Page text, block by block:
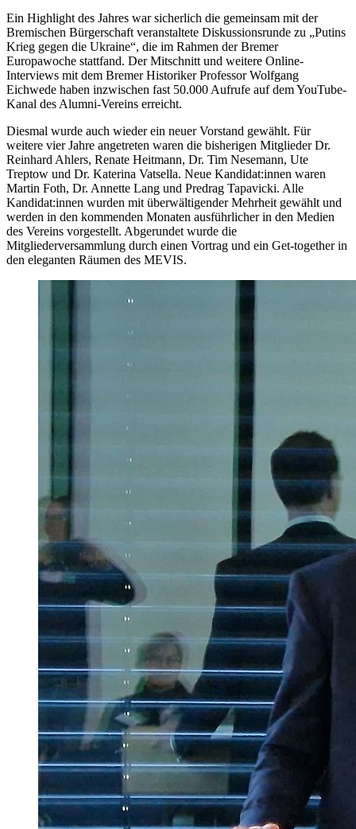
Ein Highlight des Jahres war sicherlich die gemeinsam mit der
Bremischen Bürgerschaft veranstaltete Diskussionsrunde zu „Putins
Krieg gegen die Ukraine“, die im Rahmen der Bremer
Europawoche stattfand. Der Mitschnitt und weitere Online-
Interviews mit dem Bremer Historiker Professor Wolfgang
Eichwede haben inzwischen fast 50.000 Aufrufe auf dem YouTube-
Kanal des Alumni-Vereins erreicht.
Diesmal wurde auch wieder ein neuer Vorstand gewählt. Für
weitere vier Jahre angetreten waren die bisherigen Mitglieder Dr.
Reinhard Ahlers, Renate Heitmann, Dr. Tim Nesemann, Ute
Treptow und Dr. Katerina Vatsella. Neue Kandidat:innen waren
Martin Foth, Dr. Annette Lang und Predrag Tapavicki. Alle
Kandidat:innen wurden mit überwältigender Mehrheit gewählt und
werden in den kommenden Monaten ausführlicher in den Medien
des Vereins vorgestellt. Abgerundet wurde die
Mitgliederversammlung durch einen Vortrag und ein Get-together in
den eleganten Räumen des MEVIS.